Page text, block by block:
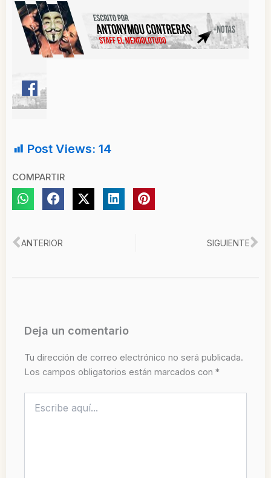
Post Views: 14
COMPARTIR
Ant
ANTERIOR SIGUIENTE
Deja un comentario
Tu dirección de correo electrónico no será publicada.
Los campos obligatorios están marcados con *
aquí...